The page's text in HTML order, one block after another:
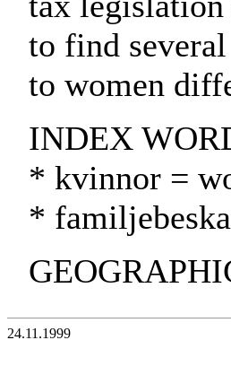
to find
to women
INDEX
* kvinnor =
*
24.11.1999